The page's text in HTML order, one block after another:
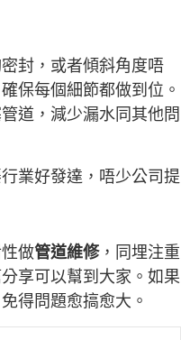
封，或者傾斜角度唔
保每個細節都做到位。
道，減少漏水同其他問
行業好發達，唔少公司提
做管道維修，同埋注重
享可以幫到大家。如果
得問題愈搞愈大。